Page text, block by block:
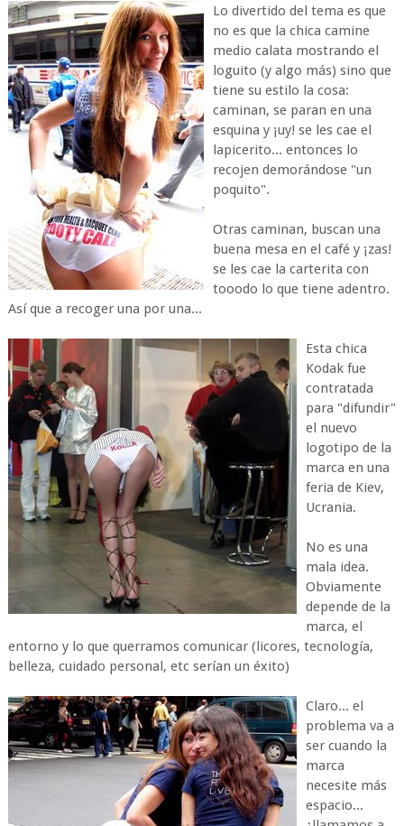
Lo divertido del tema es que
no es que la chica camine
medio calata mostrando el
loguito (y algo más) sino que
tiene su estilo la cosa:
caminan, se paran en una
esquina y ¡uy! se les cae el
lapicerito... entonces lo
recojen demorándose "un
poquito".
Otras caminan, buscan una
buena mesa en el café y ¡zas!
se les cae la carterita con
tooodo lo que tiene adentro.
Así que a recoger una por una...
Esta chica
Kodak fue
contratada
para "difundir"
el nuevo
logotipo de la
marca en una
feria de Kiev,
Ucrania.
No es una
mala idea.
Obviamente
depende de la
marca, el
entorno y lo que querramos comunicar (licores, tecnología,
belleza, cuidado personal, etc serían un éxito)
Claro... el
problema va a
ser cuando la
marca
necesite más
espacio...